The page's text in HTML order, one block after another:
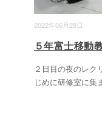
2022年06月28日
５年富士移動
２日目の夜のレク
じめに研修室に集